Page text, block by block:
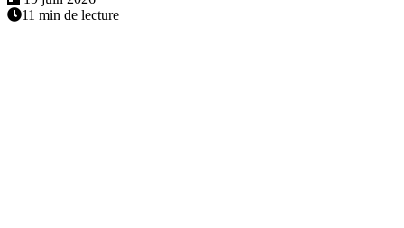
11 min de lecture